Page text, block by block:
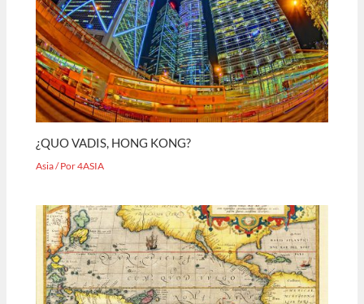
¿QUO VADIS, HONG KONG?
Asia/ Por4ASIA